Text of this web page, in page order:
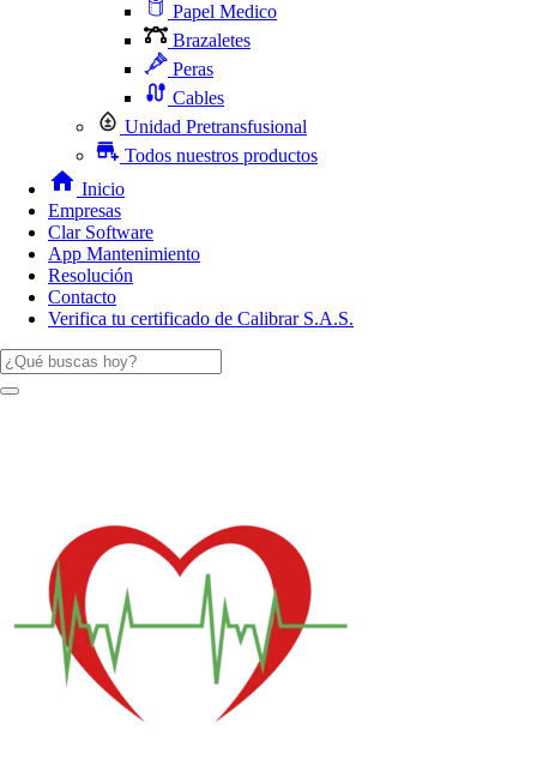
Papel Medico
Brazaletes
Peras
Cables
Unidad Pretransfusional
Todos nuestros productos
Inicio
Empresas
Clar Software
App Mantenimiento
Resolución
Contacto
Verifica tu certificado de Calibrar S.A.S.